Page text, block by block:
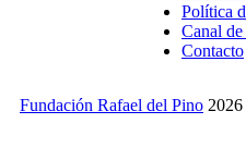
Política
Canal
Contacto
Fundación Rafael del Pino 2026